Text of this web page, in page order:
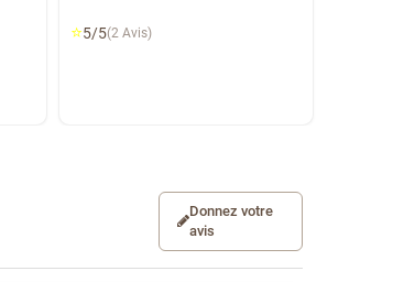
⭐5/5(2 Avis)
Donnez votre
avis